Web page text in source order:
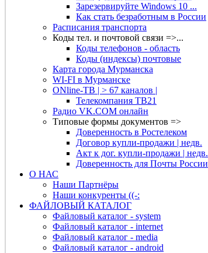
Зарезервируйте Windows 10 ...
Как стать безработным в России
Расписания транспорта
Коды тел. и почтовой связи =>...
Коды телефонов - область
Коды (индексы) почтовые
Карта города Мурманска
WI-FI в Мурманске
ONline-ТВ | > 67 каналов |
Телекомпания ТВ21
Радио VK.COM онлайн
Типовые формы документов =>
Доверенность в Ростелеком
Договор купли-продажи | недв.
Акт к дог. купли-продажи | недв.
Доверенность для Почты России
О НАС
Наши Партнёры
Наши конкуренты ((-:
ФАЙЛОВЫЙ КАТАЛОГ
Файловый каталог - system
Файловый каталог - internet
Файловый каталог - media
Файловый каталог - android